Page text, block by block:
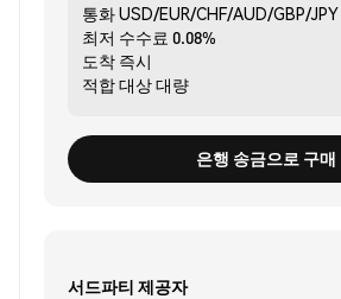
통화USD/EUR/CHF/AUD/GBP/JPY
최저 수수료 0.08%
도착 즉시
적합 대상대량
은행 송금으로 구매
서드파티 제공자